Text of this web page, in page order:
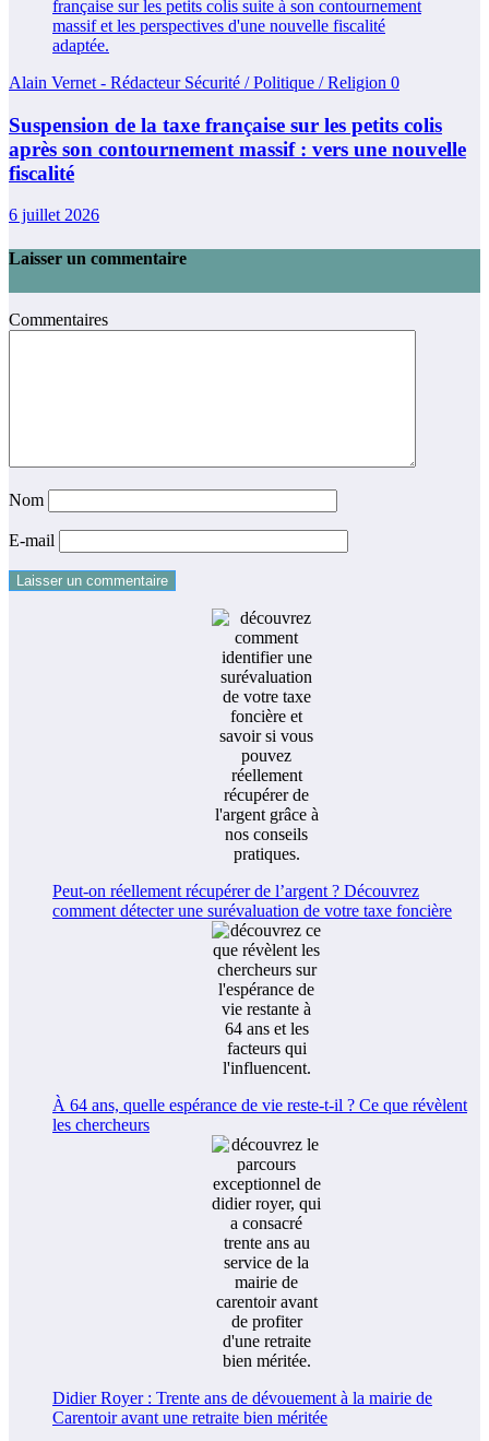
Alain Vernet - Rédacteur Sécurité / Politique / Religion 0
Suspension de la taxe française sur les petits colis
après son contournement massif : vers une nouvelle
fiscalité
6 juillet 2026
Laisser un commentaire
Commentaires
Nom
E-mail
Peut-on réellement récupérer de l’argent ? Découvrez
comment détecter une surévaluation de votre taxe foncière
À 64 ans, quelle espérance de vie reste-t-il ? Ce que révèlent
les chercheurs
Didier Royer : Trente ans de dévouement à la mairie de
Carentoir avant une retraite bien méritée